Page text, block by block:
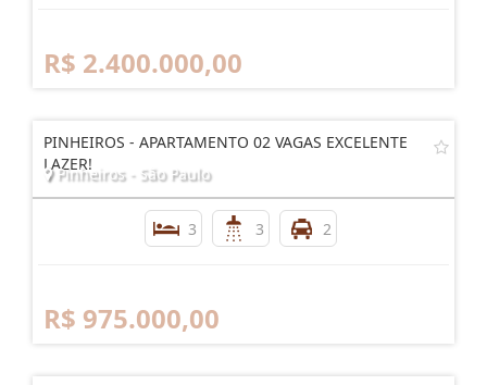
R$ 2.400.000,00
PINHEIROS - APARTAMENTO 02 VAGAS EXCELENTE
LAZER!
Pinheiros - São Paulo
3 3 2
R$ 975.000,00